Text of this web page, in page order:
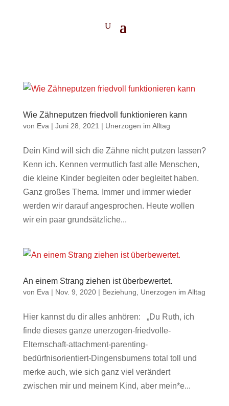
Wie Zähneputzen friedvoll funktionieren kann
von Eva | Juni 28, 2021 | Unerzogen im Alltag
Dein Kind will sich die Zähne nicht putzen lassen?
Kenn ich. Kennen vermutlich fast alle Menschen,
die kleine Kinder begleiten oder begleitet haben.
Ganz großes Thema. Immer und immer wieder
werden wir darauf angesprochen. Heute wollen
wir ein paar grundsätzliche...
An einem Strang ziehen ist überbewertet.
von Eva | Nov. 9, 2020| Beziehung Unerzogen im Alltag
Hier kannst du dir alles anhören: „Du Ruth, ich
finde dieses ganze unerzogen-friedvolle-
Elternschaft-attachment-parenting-
bedürfnisorientiert-Dingensbumens total toll und
merke auch, wie sich ganz viel verändert
zwischen mir und meinem Kind, aber mein*e...